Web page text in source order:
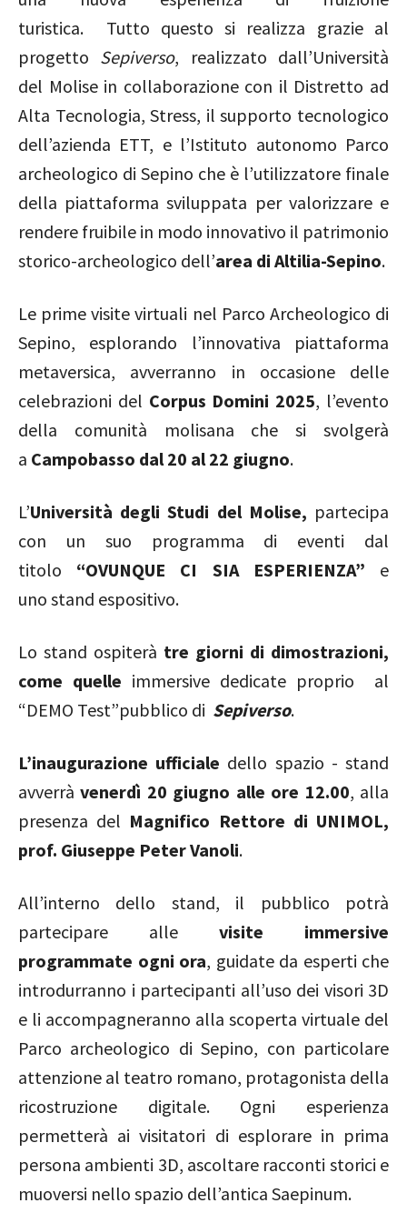
turistica. Tutto questo si realizza grazie al
progetto Sepiverso, realizzato dall’Università
del Molise in collaborazione con il Distretto ad
Alta Tecnologia, Stress, il supporto tecnologico
dell’azienda ETT, e l’Istituto autonomo Parco
archeologico di Sepino che è l’utilizzatore finale
della piattaforma sviluppata per valorizzare e
rendere fruibile in modo innovativo il patrimonio
storico-archeologico dell’area di Altilia-Sepino.
Le prime visite virtuali nel Parco Archeologico di
Sepino, esplorando l’innovativa piattaforma
metaversica, avverranno in occasione delle
celebrazioni del Corpus Domini 2025, l’evento
della comunità molisana che si svolgerà
a Campobasso dal 20 al 22 giugno.
L’Università degli Studi del Molise, partecipa
con un suo programma di eventi dal
titolo “OVUNQUE CI SIA ESPERIENZA” e
uno stand espositivo.
Lo stand ospiterà tre giorni di dimostrazioni,
come quelle immersive dedicate proprio al
“DEMO Test”pubblico di Sepiverso.
L’inaugurazione ufficiale dello spazio - stand
avverràvenerdì 20 giugno alle ore 12.00, alla
presenza del Magnifico Rettore di UNIMOL,
prof. Giuseppe Peter Vanoli.
All’interno dello stand, il pubblico potrà
partecipare alle visite immersive
programmate ogni ora, guidate da esperti che
introdurranno i partecipanti all’uso dei visori 3D
e li accompagneranno alla scoperta virtuale del
Parco archeologico di Sepino, con particolare
attenzione al teatro romano, protagonista della
ricostruzione digitale. Ogni esperienza
permetterà ai visitatori di esplorare in prima
persona ambienti 3D, ascoltare racconti storici e
muoversi nello spazio dell’antica Saepinum.